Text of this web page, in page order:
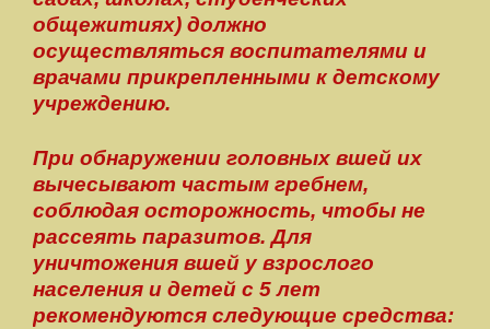
общежитиях) должно
осуществляться воспитателями и
врачами прикрепленными к детскому
учреждению.
При обнаружении головных вшей их
вычесывают частым гребнем,
соблюдая осторожность, чтобы не
рассеять паразитов. Для
уничтожения вшей у взрослого
населения и детей с 5 лет
рекомендуются следующие средства: